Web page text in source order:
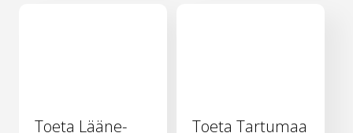
Toeta Lääne-
Toeta Tartumaa